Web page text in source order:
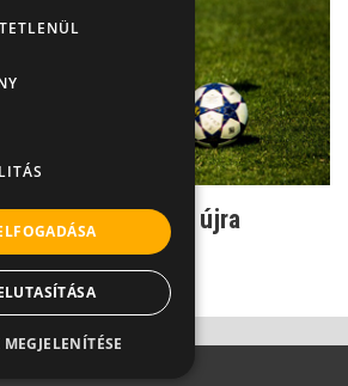
után újra
MEGJELENÍTÉSE